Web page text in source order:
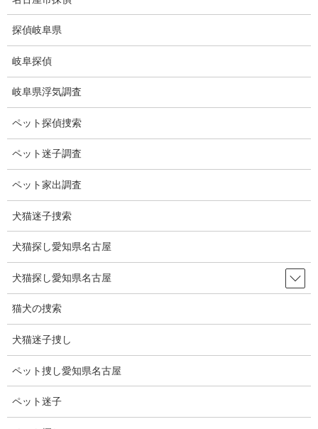
に
動
ョ
に
動
ブログ
HOME ブログ
2025-06-25
ブログ
不老不死に？
老化細胞を取り除くと、若返りが可能になる。
研究を行っているのは東京医学研究所の中西真教授。
実際にマウスでの実験で成功した。
あらゆる病気にも応用できるかもしれません。
コールドスリープの技術を使うことなく、人類の脳は永遠と生き
るかもしれません。
探偵岐阜県
岐阜探偵
岐阜県浮気調査
ペット探偵捜索
ペット迷子調査
ペット家出調査
犬猫迷子捜索
犬猫探し愛知県名古屋
犬猫探し愛知県名古屋
猫犬の捜索
犬猫迷子捜し
ペット捜し愛知県名古屋
ペット迷子